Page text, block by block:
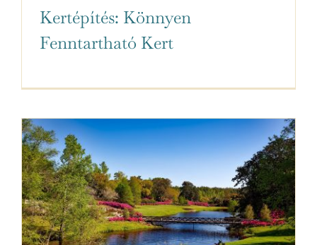
Kertépítés: Könnyen
Fenntartható Kert